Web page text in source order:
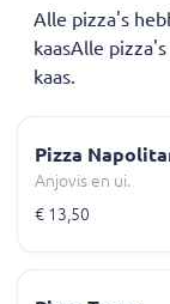
Alle pizza's
kaasAlle
kaas.
Pizza
Anjovis en ui.
€ 13,50